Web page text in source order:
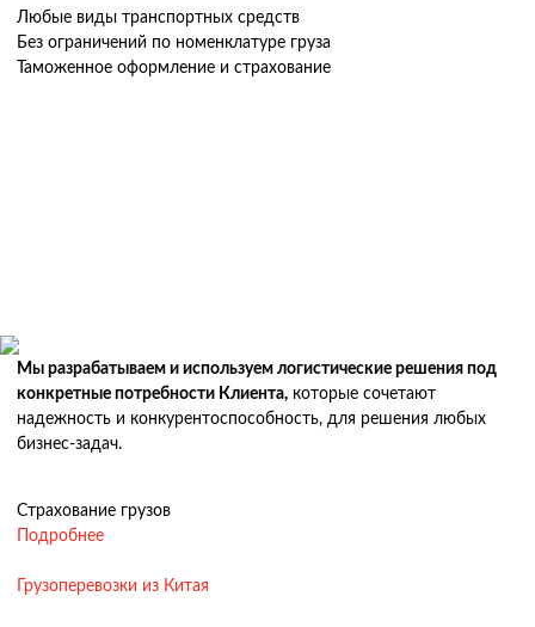
Любые виды транспортных средств
Без ограничений по номенклатуре груза
Таможенное оформление и страхование
Мы разрабатываем и используем логистические решения под
конкретные потребности Клиента, которые сочетают
надежность и конкурентоспособность, для решения любых
бизнес-задач.
Страхование грузов
Подробнее
Грузоперевозки из Китая